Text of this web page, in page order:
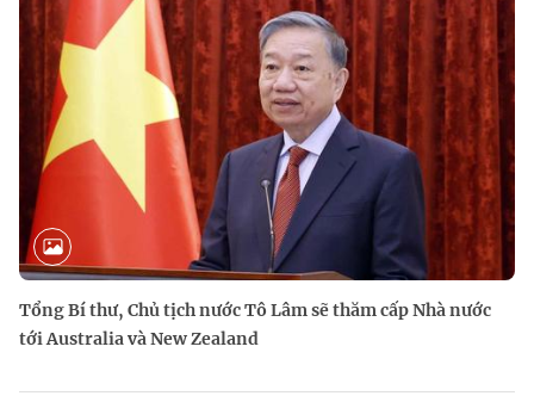
Tổng Bí thư, Chủ tịch nước Tô Lâm sẽ thăm cấp Nhà nước
tới Australia và New Zealand